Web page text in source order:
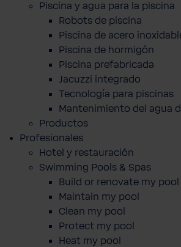
Piscina y agua para la piscina
Robots de piscina
Piscina de acero
Piscina de hormigón
Piscina prefabricada
Jacuzzi integrado
Tecnología para piscinas
Mantenimiento del agua
Productos
Profesionales
Hotel y restauración
Swimming Pools & Spas
Build or renovate my pool
Maintain my pool
Clean my pool
Protect my pool
Heat my pool